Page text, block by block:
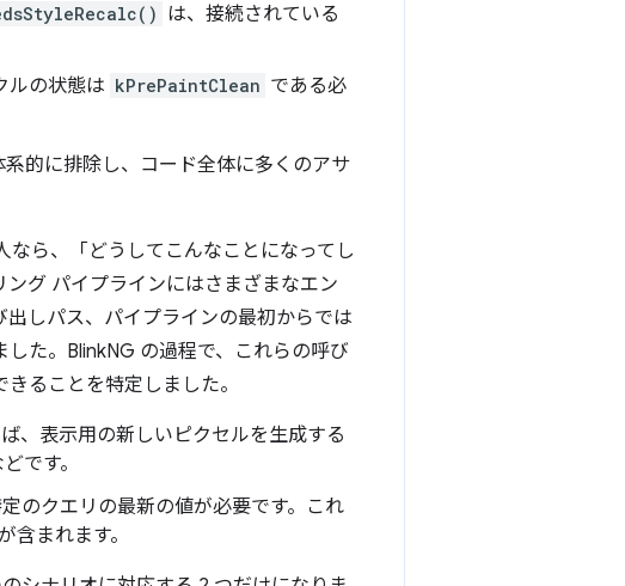
は、接続されている
ルの状態は kPrePaintClean である必
的に排除し、コード全体に多くのアサ
ら、「どうしてこんなことになってし
グ パイプラインにはさまざまなエン
しパス、パイプラインの最初からでは
た。BlinkNG の過程で、これらの呼び
ることを特定しました。
、表示用の新しいピクセルを生成する
です。
のクエリの最新の値が必要です。これ
まれます。